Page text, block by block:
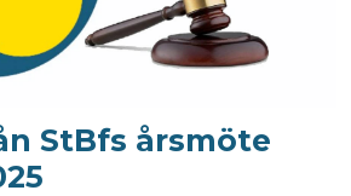
StBfs årsmöte